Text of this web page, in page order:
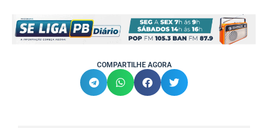
COMPARTILHE AGORA